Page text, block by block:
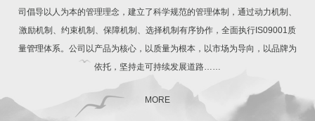
司倡导以人为本的管理理念，建立了科学规范的管理体制，通过动力机制、
激励机制、约束机制、保障机制、选择机制有序协作，全面执行IS09001质
量管理体系。公司以产品为核心，以质量为根本，以市场为导向，以品牌为
依托，坚持走可持续发展道路……
MORE